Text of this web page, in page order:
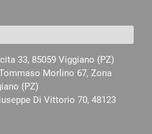
33, 85059 Viggiano (PZ)
Morlino 67, Zona
(PZ)
Di Vittorio 70, 48123